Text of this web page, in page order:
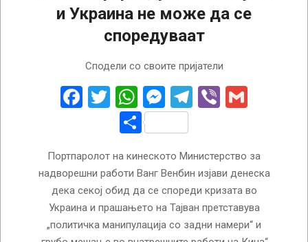
и Украина не може да се
споредуваат
Сподели со своите пријатели
Facebook
Twitter
WhatsApp
Messenger
Telegram
Viber
Share
Портпаролот на кинеското Министерство за
надворешни работи Ванг Венбин изјави денеска
дека секој обид да се спореди кризата во
Украина и прашањето на Тајван претставува
„политичка манипулација со задни намери“ и